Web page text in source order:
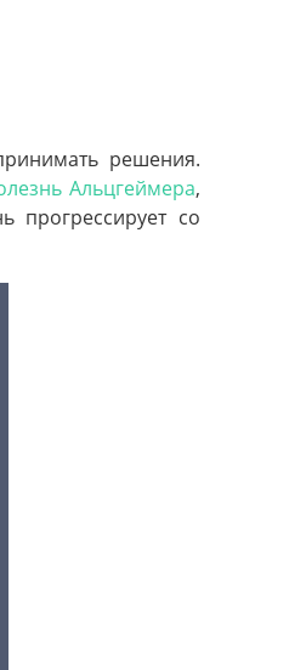
решения.
Альцгеймера,
прогрессирует со